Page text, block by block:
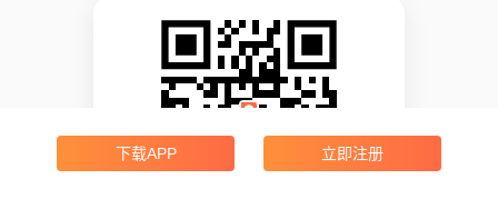
下载APP 立即注册